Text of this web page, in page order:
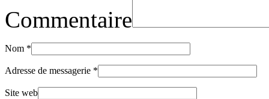
Commentaire
Nom *
Adresse de messagerie *
Site web